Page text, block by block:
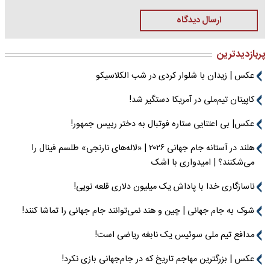
ارسال دیدگاه
پربازدیدترین
عکس | زیدان با شلوار کردی در شب الکلاسیکو
کاپیتان تیم‌ملی در آمریکا دستگیر شد!
عکس| بی اعتنایی ستاره فوتبال به دختر رییس جمهور!
هلند در آستانه جام جهانی ۲۰۲۶ | «لاله‌های نارنجی» طلسم فینال را
می‌شکنند؟ | امیدواری با اشک
ناسازگاری خدا با پاداش یک میلیون دلاری قلعه نویی!
شوک به جام جهانی | چین و هند نمی‌توانند جام جهانی را تماشا کنند!
مدافع تیم ملی سوئیس یک نابغه ریاضی است!
عکس | بزرگترین مهاجم تاریخ که در جام‌جهانی بازی نکرد!